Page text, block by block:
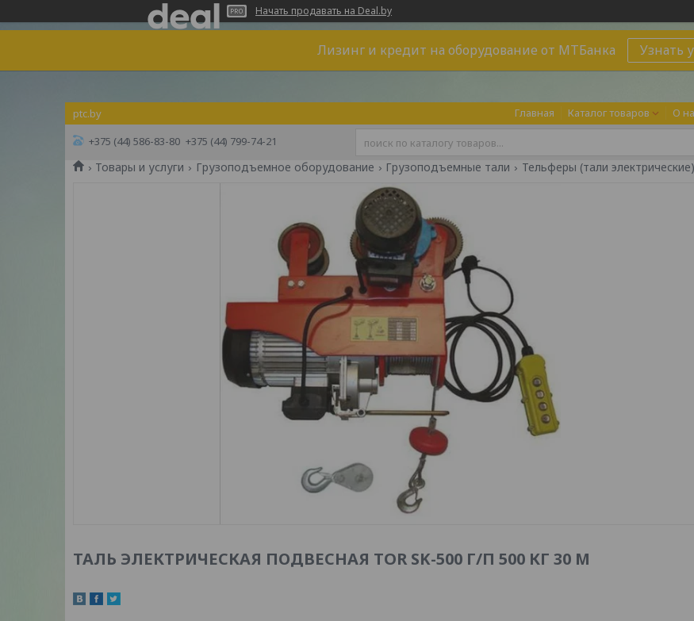
Начать продавать на Deal.by
Лизинг и кредит на оборудование от МТБанка Узнать
ptc.by Главная Каталог товаров О
+375 (44) 586-83-80 +375 (44) 799-74-21
Товары и услуги Грузоподъемное оборудование Грузоподъемные тали Тельферы (тали электрические)
ТАЛЬ ЭЛЕКТРИЧЕСКАЯ ПОДВЕСНАЯ TOR SK-500 Г/П 500 КГ 30 М